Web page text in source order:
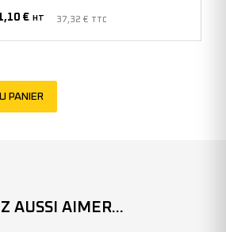
-
205446
€ HT 37,32 € TTC
PANIER
AUSSI AIMER...